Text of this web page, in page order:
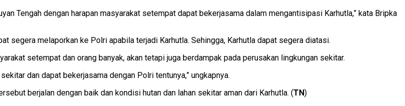
Tengah dengan harapan masyarakat setempat dapat bekerjasama dalam mengantisipasi Karhutla,” kata Bripka
segera melaporkan ke Polri apabila terjadi Karhutla. Sehingga, Karhutla dapat segera diatasi.
setempat dan orang banyak, akan tetapi juga berdampak pada perusakan lingkungan sekitar.
dan dapat bekerjasama dengan Polri tentunya,” ungkapnya.
berjalan dengan baik dan kondisi hutan dan lahan sekitar aman dari Karhutla. (TN)